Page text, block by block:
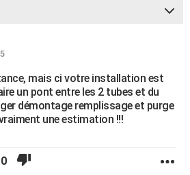
mais ci votre installation est
un pont entre les 2 tubes et du
démontage remplissage et purge
une estimation !!!
0